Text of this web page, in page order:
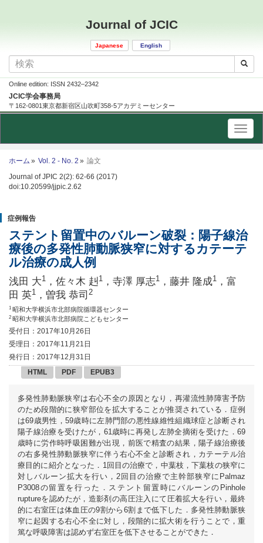
Journal of JCIC
Japanese English
Online edition: ISSN 2432–2342
JCIC学会事務局
〒162-0801東京都新宿区山吹町358-5アカデミーセンター
ホーム Vol. 2 - No. 2
論文
Journal of JPIC 2(2): 62-66 (2017)
doi:10.20599/jjpic.2.62
症例報告
ステント留置中のバルーン破裂：陽子線治
療後の多発性肺動脈狭窄に対するカテーテ
ル治療の成人例
浅田 大1 ，佐々木 赳 1 ，寺澤 厚志1 ，藤井 隆成1
，富
田 英1 ，曽我 恭司 2
1 昭和大学横浜市北部病院循環器センター
2 昭和大学横浜市北部病院こどもセンター
受付日：2017年10月26日
受理日：2017年11月21日
発行日：2017年12月31日
HTML
PDF EPUB3
多発性肺動脈狭窄は右心不全の原因となり，再灌流性肺障害予防
のため段階的に狭窄部位を拡大することが推奨されている．症例
は69歳男性，59歳時に左肺門部の悪性線維性組織球症と診断され
陽子線治療を受けたが，61歳時に再発し左肺全摘術を受けた．69
歳時に労作時呼吸困難が出現，前医で精査の結果，陽子線治療後
の右多発性肺動脈狭窄に伴う右心不全と診断され，カテーテル治
療目的に紹介となった．1回目の治療で，中葉枝，下葉枝の狭窄に
対しバルーン拡大を行い，2回目の治療で主幹部狭窄にPalmaz
P3008の留置を行った．ステント留置時にバルーンのPinhole
ruptureを認めたが，造影剤の高圧注入にて圧着拡大を行い，最終
的に右室圧は体血圧の9割から6割まで低下した．多発性肺動脈狭
窄に起因する右心不全に対し，段階的に拡大術を行うことで，重
篤な呼吸障害は認めず右室圧を低下させることができた．